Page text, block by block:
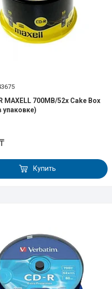
MAXELL 700МВ/52х Cake Box
упаковке)
Купить